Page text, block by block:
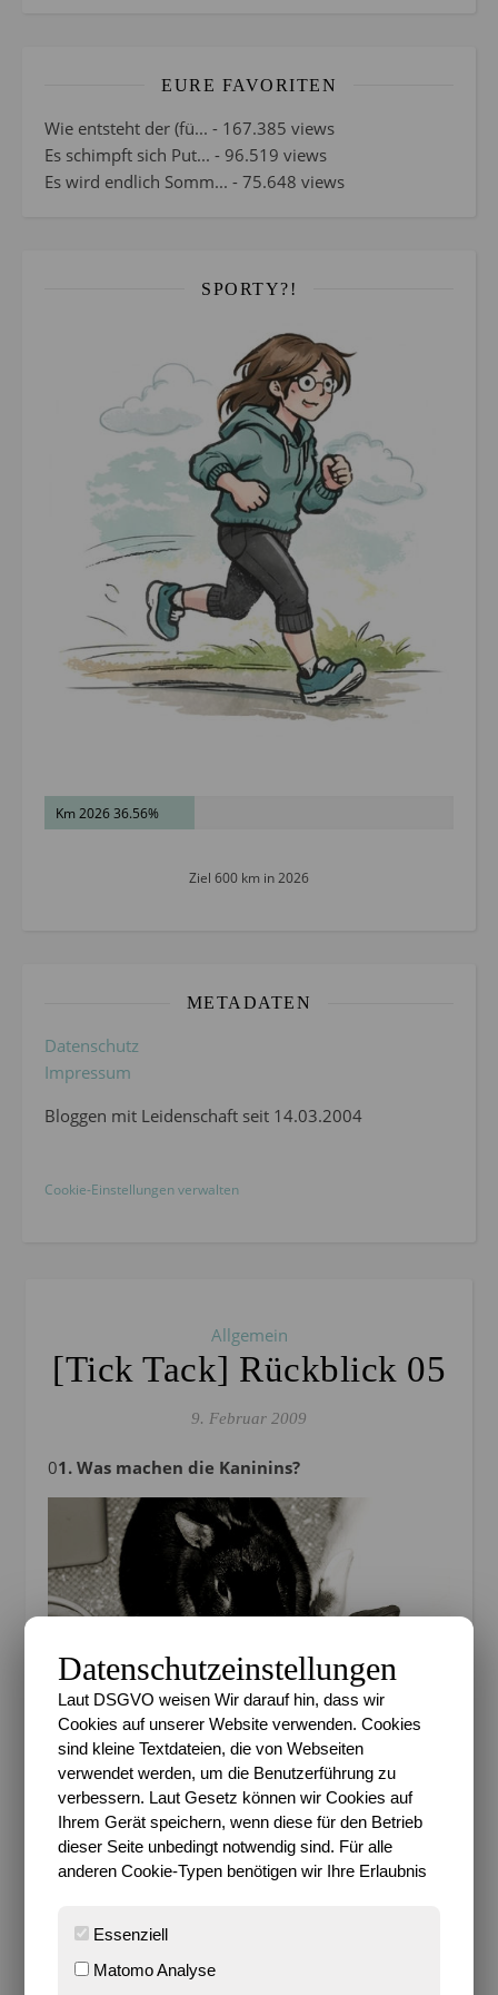
EURE FAVORITEN
Wie entsteht der (fü... - 167.385 views
Es schimpft sich Put... - 96.519 views
Es wird endlich Somm... - 75.648 views
SPORTY?!
Km 2026 36.56%
Ziel 600 km in 2026
METADATEN
Datenschutz
Impressum
Bloggen mit Leidenschaft seit 14.03.2004
Cookie-Einstellungen verwalten
Allgemein
[Tick Tack] Rückblick 05
9. Februar 2009
01. Was machen die Kaninins?
Am Wochenende hatten sie, vor allem Emma, eine
kleine Überraschung für uns parat. Leider haben wir
uns nicht so sehr darüber gefreut, wie sie es sich
vielleicht erhofft hatten. Mitten in der Nacht kamen
wir heim von einer kleinen
Wohnungseinweihungsfeier und freuten uns schon
Gehege uns verriet, dass da wieder jemand auf dem
Fensterbrett rumgetobt ist, ein bisschen die
Datenschutzeinstellungen
Laut DSGVO weisen Wir darauf hin, dass wir
Cookies auf unserer Website verwenden. Cookies
sind kleine Textdateien, die von Webseiten
verwendet werden, um die Benutzerführung zu
verbessern. Laut Gesetz können wir Cookies auf
Ihrem Gerät speichern, wenn diese für den Betrieb
dieser Seite unbedingt notwendig sind. Für alle
anderen Cookie-Typen benötigen wir Ihre Erlaubnis
Essenziell
Matomo Analyse